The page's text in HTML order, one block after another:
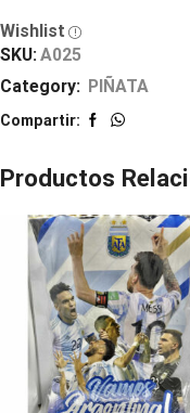
Wishlist
SKU: A025
Category: PIÑATA
Compartir:
Productos